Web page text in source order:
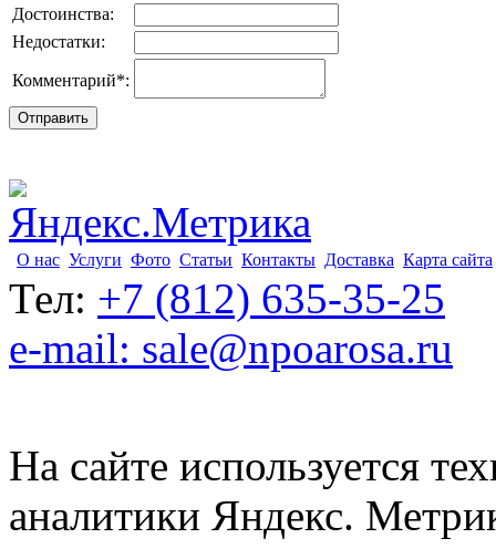
Достоинства:
Недостатки:
Комментарий*:
О нас Услуги Фото Статьи Контакты Доставка Карта сайта
Тел: +7 (812) 635-35-25
e-mail: sale@npoarosa.ru
На сайте используется
аналитики Яндекс.